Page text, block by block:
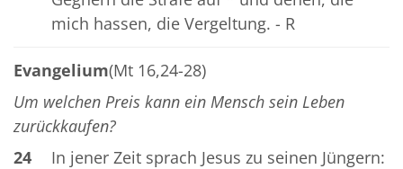
mich hassen, die Vergeltung. - R
Evangelium(Mt 16,24-28)
Um welchen Preis kann ein Mensch sein Leben
zurückkaufen?
24
In jener Zeit sprach Jesus zu seinen Jüngern: